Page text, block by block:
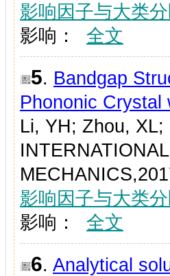
影响因子与大类
影响：
全文
5. Bandgap
Phononic
Li, YH; Zhou,
影响因子与大类
影响：
全文
6. Analytical